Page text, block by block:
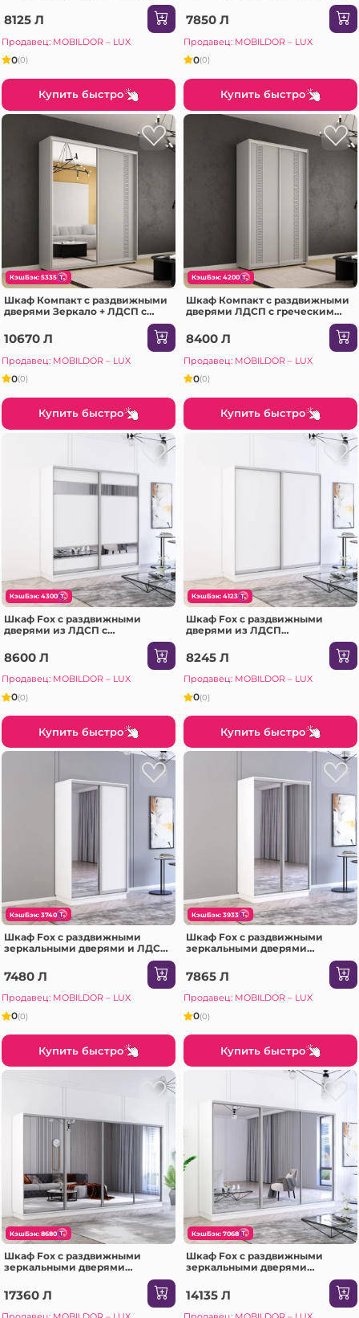
8125 Л
Продавец: MOBILDOR – LUX
0(0)
Купить быстро
(100x60x240H см) Сонома
7850 Л
Продавец: MOBILDOR – LUX
0(0)
Купить быстро
КэшБэк: 5335
Шкаф Компакт с раздвижными
дверями Зеркало + ЛДСП с
(190x45x230H см) Серый
10670 Л
Продавец: MOBILDOR – LUX
0(0)
Купить быстро
КэшБэк: 4200
Шкаф Компакт с раздвижными
дверями ЛДСП с греческим
орнаментом (150x45x200H cm)
Серый
8400 Л
Продавец: MOBILDOR – LUX
0(0)
Купить быстро
КэшБэк: 4300
Шкаф Fox с раздвижными
дверями из ЛДСП с
(200x60x210H см) Белый
8600 Л
Продавец: MOBILDOR – LUX
0(0)
Купить быстро
КэшБэк: 4123
Шкаф Fox с раздвижными
дверями из ЛДСП
8245 Л
Продавец: MOBILDOR – LUX
0(0)
Купить быстро
КэшБэк: 3740
Шкаф Fox с раздвижными
зеркальными дверями и ЛДСП
7480 Л
Продавец: MOBILDOR – LUX
0(0)
Купить быстро
КэшБэк: 3933
Шкаф Fox с раздвижными
зеркальными дверями
7865 Л
Продавец: MOBILDOR – LUX
0(0)
Купить быстро
КэшБэк: 8680
Шкаф Fox с раздвижными
зеркальными дверями
17360 Л
КэшБэк: 7068
Шкаф Fox с раздвижными
зеркальными дверями
14135 Л